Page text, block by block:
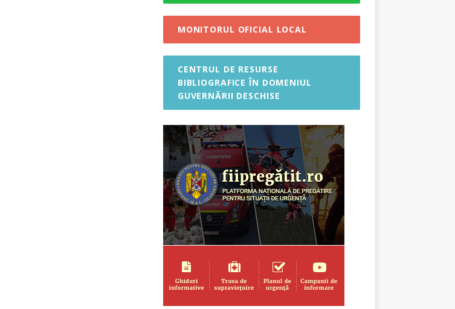
MONITORUL OFICIAL LOCAL
CENTRUL DE RESURSE
BIBLIOGRAFICE ÎN DOMENIUL
GUVERNĂRII DESCHISE